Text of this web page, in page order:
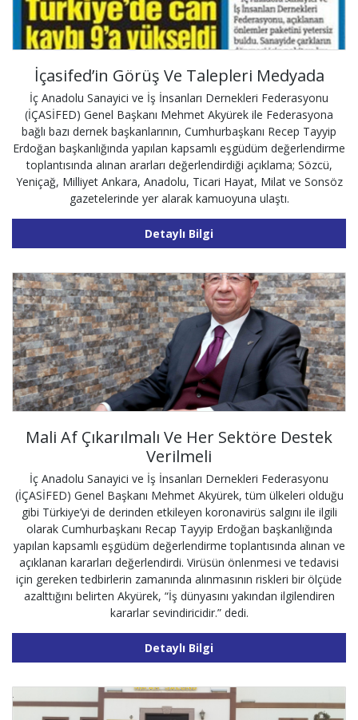
İçasifed’in Görüş Ve Talepleri Medyada
İç Anadolu Sanayici ve İş İnsanları Dernekleri Federasyonu
(İÇASİFED) Genel Başkanı Mehmet Akyürek ile Federasyona
bağlı bazı dernek başkanlarının, Cumhurbaşkanı Recep Tayyip
Erdoğan başkanlığında yapılan kapsamlı eşgüdüm değerlendirme
toplantısında alınan ararları değerlendirdiği açıklama; Sözcü,
Yeniçağ, Milliyet Ankara, Anadolu, Ticari Hayat, Milat ve Sonsöz
gazetelerinde yer alarak kamuoyuna ulaştı.
Detaylı Bilgi
Mali Af Çıkarılmalı Ve Her Sektöre Destek
Verilmeli
İç Anadolu Sanayici ve İş İnsanları Dernekleri Federasyonu
(İÇASİFED) Genel Başkanı Mehmet Akyürek, tüm ülkeleri olduğu
gibi Türkiye’yi de derinden etkileyen koronavirüs salgını ile ilgili
olarak Cumhurbaşkanı Recap Tayyip Erdoğan başkanlığında
yapılan kapsamlı eşgüdüm değerlendirme toplantısında alınan ve
açıklanan kararları değerlendirdi. Virüsün önlenmesi ve tedavisi
için gereken tedbirlerin zamanında alınmasının riskleri bir ölçüde
azalttığını belirten Akyürek, “İş dünyasını yakından ilgilendiren
kararlar sevindiricidir.” dedi.
Detaylı Bilgi